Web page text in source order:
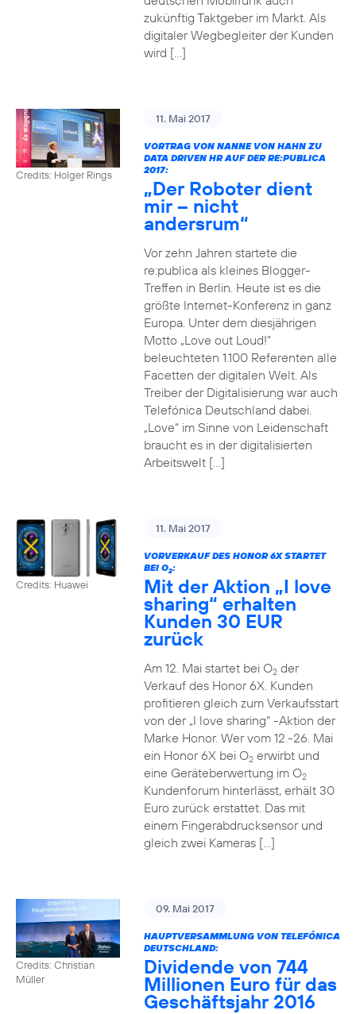
zukünftig Taktgeber im Markt. Als
digitaler Wegbegleiter der Kunden
wird […]
Credits: Holger Rings
11. Mai 2017
VORTRAG VON NANNE VON HAHN ZU
DATA DRIVEN HR AUF DER RE:PUBLICA
2017:
„Der Roboter dient
mir – nicht
andersrum“
Vor zehn Jahren startete die
re:publica als kleines Blogger-
Treffen in Berlin. Heute ist es die
größte Internet-Konferenz in ganz
Europa. Unter dem diesjährigen
Motto „Love out Loud!“
beleuchteten 1.100 Referenten alle
Facetten der digitalen Welt. Als
Treiber der Digitalisierung war auch
Telefónica Deutschland dabei.
„Love“ im Sinne von Leidenschaft
braucht es in der digitalisierten
Arbeitswelt […]
Credits: Huawei
11. Mai 2017
VORVERKAUF DES HONOR 6X STARTET
BEI O2:
Mit der Aktion „I love
sharing“ erhalten
Kunden 30 EUR
zurück
Am 12. Mai startet bei O2der
Verkauf des Honor 6X. Kunden
profitieren gleich zum Verkaufsstart
von der „I love sharing“ -Aktion der
Marke Honor. Wer vom 12.-26. Mai
ein Honor 6X bei O2erwirbt und
eine Geräteberwertung im O2
Kundenforum hinterlässt, erhält 30
Euro zurück erstattet. Das mit
einem Fingerabdrucksensor und
gleich zwei Kameras […]
Credits: Christian
Müller
09. Mai 2017
HAUPTVERSAMMLUNG VON TELEFÓNICA
DEUTSCHLAND:
Dividende von 744
Millionen Euro für das
Geschäftsjahr 2016